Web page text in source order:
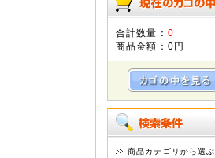
合計数量： 0
商品金額： 0円
商品カテゴリから選ぶ